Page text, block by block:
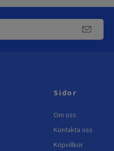
Sidor
Om oss
Kontakta oss
Köpvillkor